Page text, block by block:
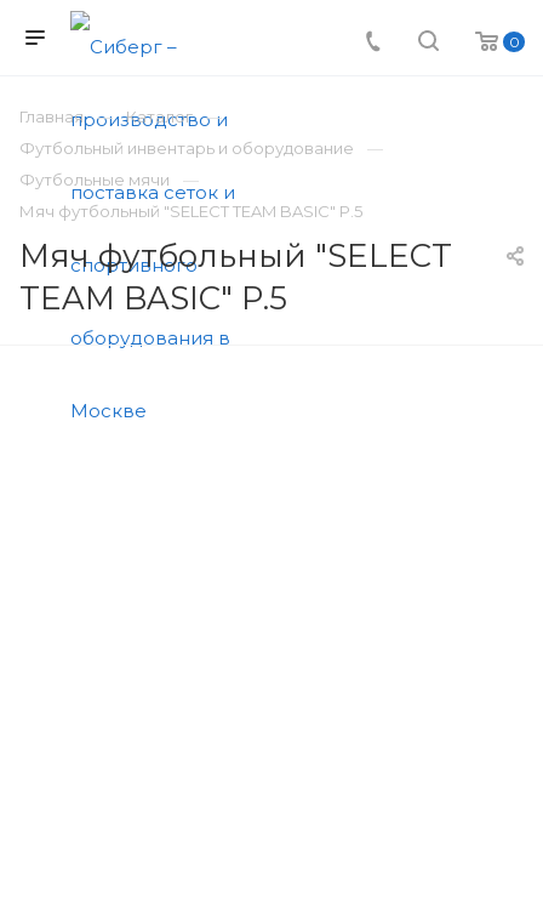
0
Главная
Каталог
Футбольный инвентарь и оборудование
Футбольные мячи
Мяч футбольный "SELECT TEAM BASIC" Р.5
Мяч футбольный "SELECT
TEAM BASIC" Р.5